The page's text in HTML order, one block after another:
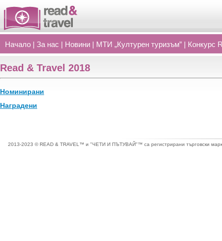
Начало | За нас | Новини | МТИ „Културен туризъм” | Конкурс
Read & Travel 2018
Номинирани
Наградени
2013-2023 © READ & TRAVEL™ и "ЧЕТИ И ПЪТУВАЙ"™ са регистрирани търговски